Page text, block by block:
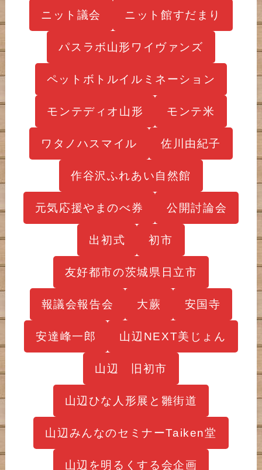
ニット議会 ニット館すだまり
パスラボ山形ワイヴァンズ
ペットボトルイルミネーション
モンテディオ山形 モンテ米
ワタノハスマイル 佐川由紀子
作谷沢ふれあい自然館
元気応援やまのべ券 公開討論会
出初式 初市
友好都市の茨城県日立市
報議会報告会 大蕨 安国寺
安達峰一郎 山辺NEXT美じょん
山辺 旧初市
山辺ひな人形展と雛街道
山辺みんなのセミナーTaiken堂
山辺を明るくする会企画